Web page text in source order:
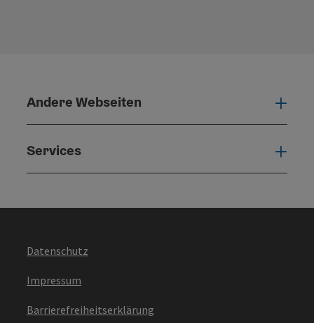
Andere Webseiten
Services
Datenschutz
Impressum
Barrierefreiheitserklärung